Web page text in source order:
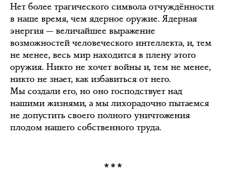
Нет более трагического символа отчуждённости
в наше время, чем ядерное оружие. Ядерная
энергия — величайшее выражение
возможностей человеческого интеллекта, и, тем
не менее, весь мир находится в плену этого
оружия. Никто не хочет войны и, тем не менее,
никто не знает, как избавиться от него.
Мы создали его, но оно господствует над
нашими жизнями, а мы лихорадочно пытаемся
не допустить своего полного уничтожения
плодом нашего собственного труда.
***